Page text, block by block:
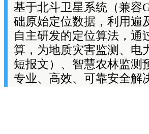
基于北斗卫星系统（兼容
础原始定位数据，利用遍
自主研发的定位算法，通
算，为地质灾害监测、电
短报文）、智慧农林监测
专业、高效、可靠安全解